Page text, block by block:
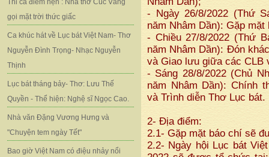
Thi ca điểm hẹn : Nhà thơ Cúc Vàng
gọi mặt trời thức giấc
Ca khúc hát về Lục bát Việt Nam- Thơ
Nguyễn Đình Trọng- Nhạc Nguyễn
Thịnh
Lục bát tháng bảy- Thơ: Lưu Thế
Quyền - Thể hiện: Nghệ sĩ Ngọc Cao.
Nhà văn Đặng Vương Hưng và
"Chuyện tem ngày Tết"
Bao giờ Việt Nam có điệu nhảy nổi
- Ngày 26/8/2022 (Thứ
năm Nhâm Dần): Gặp
- Chiều 27/8/2022 (Thứ
năm Nhâm Dần): Đón
và Giao lưu giữa các CLB
- Sáng 28/8/2022 (Chủ
năm Nhâm Dần): Chính
và Trình diễn Thơ Lục bát.
2- Địa điểm:
2.1- Gặp mặt báo chí sẽ
2.2- Ngày hội Lục bát